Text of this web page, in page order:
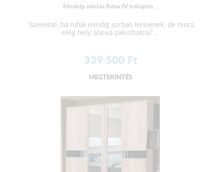
Fénykép mintás Relax IV tolóajtós...
Szeretné, ha ruhái mindig sorban lennének, de nincs
elég hely ahová pakolhatna?...
339 500 Ft
MEGTEKINTÉS